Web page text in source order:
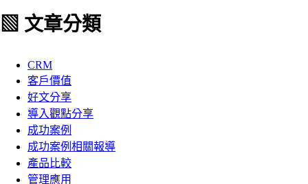
▧ 文章分類
CRM
客戶價值
好文分享
導入觀點分享
成功案例
成功案例相關報導
產品比較
管理應用